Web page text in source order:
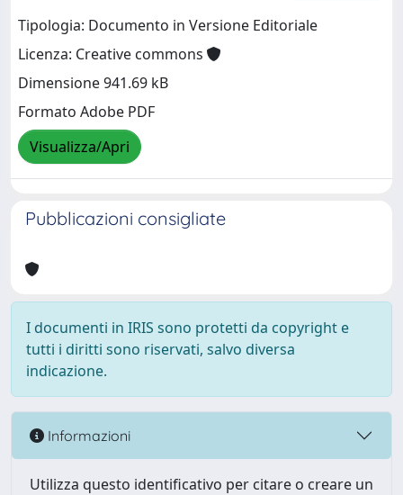
Tipologia: Documento in Versione Editoriale
Licenza: Creative commons
Dimensione 941.69 kB
Formato Adobe PDF
Visualizza/Apri
Pubblicazioni consigliate
I documenti in IRIS sono protetti da copyright e
tutti i diritti sono riservati, salvo diversa
indicazione.
Informazioni
Utilizza questo identificativo per citare o creare un